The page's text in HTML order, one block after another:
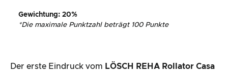
Gewichtung: 20%
*Die maximale Punktzahl beträgt 100 Punkte
Der erste Eindruck vom LÖSCH REHA Rollator Casa